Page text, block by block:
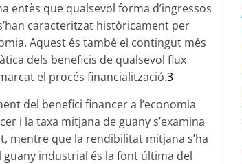
entès que qualsevol forma d’ingressos
caracteritzat històricament per
Aquest és també el contingut més
dels beneficis de qualsevol flux
el procés financialització.3
del benefici financer a l’economia
i la taxa mitjana de guany s’examina
mentre que la rendibilitat mitjana s’ha
industrial és la font última del